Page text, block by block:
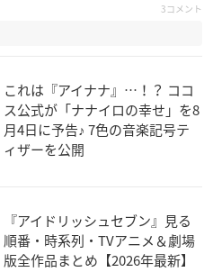
3コメント
これは『アイナナ』…！？ ココ
ス公式が「ナナイロの幸せ」を8
月4日に予告♪ 7色の音楽記号テ
ィザーを公開
『アイドリッシュセブン』見る
順番・時系列・TVアニメ＆劇場
版全作品まとめ【2026年最新】